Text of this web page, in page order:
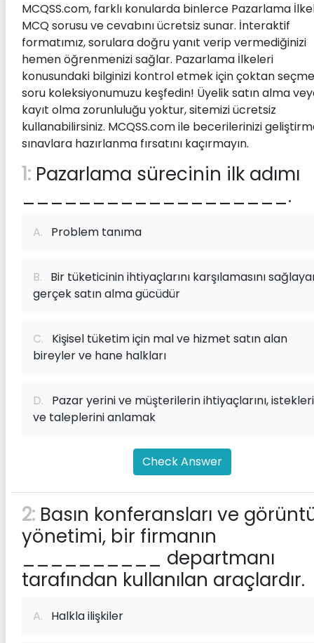
MCQSS.com, farklı konularda binlerce Pazarlama
MCQ sorusu ve cevabını ücretsiz sunar. İnteraktif
formatımız, sorulara doğru yanıt verip vermediğinizi
hemen öğrenmenizi sağlar. Pazarlama İlkeleri
konusundaki bilginizi kontrol etmek için çoktan
soru koleksiyonumuzu keşfedin! Üyelik satın alma
kayıt olma zorunluluğu yoktur, sitemizi ücretsiz
kullanabilirsiniz. MCQSS.com ile becerilerinizi
sınavlara hazırlanma fırsatını kaçırmayın.
1: Pazarlama sürecinin ilk adımı
___________________.
A. Problem tanıma
B. Bir tüketicinin ihtiyaçlarını karşılamasını
gerçek satın alma gücüdür
C. Kişisel tüketim için mal ve hizmet satın alan
bireyler ve hane halkları
D. Pazar yerini ve müşterilerin ihtiyaçlarını,
ve taleplerini anlamak
Check Answer
2: Basın konferansları ve
yönetimi, bir firmanın
__________ departmanı
tarafından kullanılan araçlardır.
A. Halkla ilişkiler